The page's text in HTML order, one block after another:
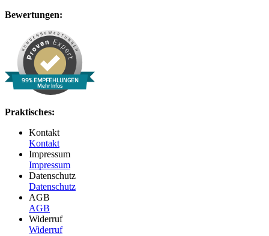
Bewertungen:
99% EMPFEHLUNGEN
Mehr Infos
Praktisches:
Kontakt
Kontakt
Impressum
Impressum
Datenschutz
Datenschutz
AGB
AGB
Widerruf
Widerruf